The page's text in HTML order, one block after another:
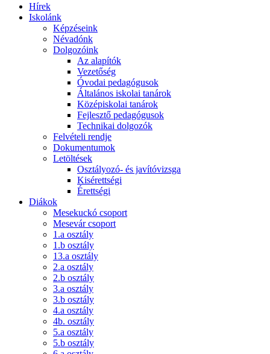
Hírek
Iskolánk
Képzéseink
Névadónk
Dolgozóink
Az alapítók
Vezetőség
Óvodai pedagógusok
Általános iskolai tanárok
Középiskolai tanárok
Fejlesztő pedagógusok
Technikai dolgozók
Felvételi rendje
Dokumentumok
Letöltések
Osztályozó- és javítóvizsga
Kisérettségi
Érettségi
Diákok
Mesekuckó csoport
Mesevár csoport
1.a osztály
1.b osztály
13.a osztály
2.a osztály
2.b osztály
3.a osztály
3.b osztály
4.a osztály
4b. osztály
5.a osztály
5.b osztály